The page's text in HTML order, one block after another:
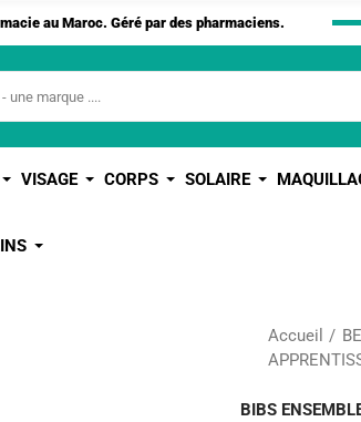
au Maroc. Géré par des pharmaciens.
VISAGE CORPS SOLAIRE
Accueil
BIBS